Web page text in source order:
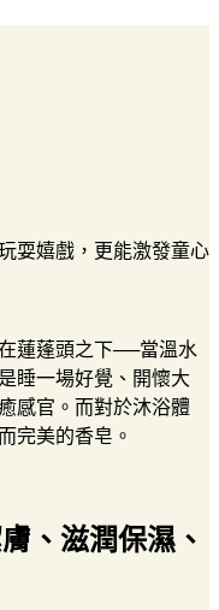
耍嬉戲，更能激發童心
蓮蓬頭之下──當溫水
睡一場好覺、開懷大
感官。而對於沐浴體
完美的香皂。
、滋潤保濕、